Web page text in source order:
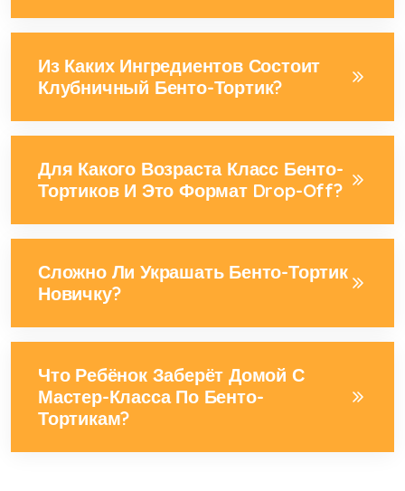
Из Каких Ингредиентов Состоит
Клубничный Бенто-Тортик?
Для Какого Возраста Класс Бенто-
Тортиков И Это Формат Drop-Off?
Сложно Ли Украшать Бенто-Тортик
Новичку?
Что Ребёнок Заберёт Домой С
Мастер-Класса По Бенто-
Тортикам?